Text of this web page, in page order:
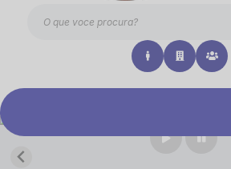
O que voce procura?